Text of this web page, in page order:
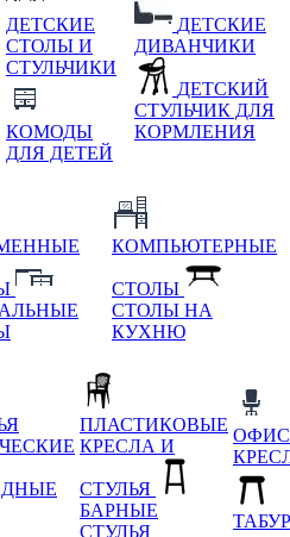
ДЕТСКИЕ
СТОЛЫ И
СТУЛЬЧИКИ
КОМОДЫ
ДЛЯ ДЕТЕЙ
ДЕТСКИЕ
ДИВАНЧИКИ
ДЕТСКИЙ
СТУЛЬЧИК ДЛЯ
КОРМЛЕНИЯ
КОМПЬЮТЕРНЫЕ
СТОЛЫ
СТОЛЫ НА
КУХНЮ
ПЛАСТИКОВЫЕ
КРЕСЛА И
СТУЛЬЯ
БАРНЫЕ
СТУЛЬЯ